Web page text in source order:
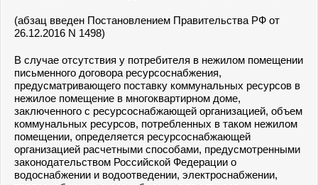
(абзац введен Постановлением Правительства РФ от
26.12.2016 N 1498)
В случае отсутствия у потребителя в нежилом помещении
письменного договора ресурсоснабжения,
предусматривающего поставку коммунальных ресурсов в
нежилое помещение в многоквартирном доме,
заключенного с ресурсоснабжающей организацией, объем
коммунальных ресурсов, потребленных в таком нежилом
помещении, определяется ресурсоснабжающей
организацией расчетными способами, предусмотренными
законодательством Российской Федерации о
водоснабжении и водоотведении, электроснабжении,